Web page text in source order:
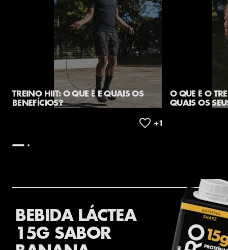
TREINO HIIT: O QUE É E QUAIS OS
BENEFÍCIOS?
O QUE É O
QUAIS OS
BEBIDA LÁCTEA
15G SABOR